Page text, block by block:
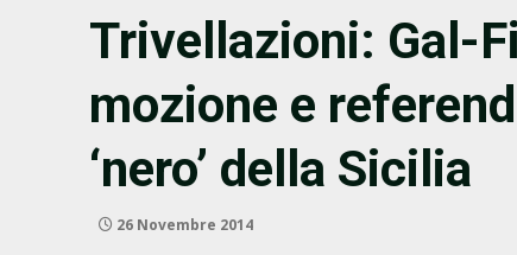
Trivellazioni: Gal-
mozione e
‘nero’ della Sicilia
26 Novembre 2014